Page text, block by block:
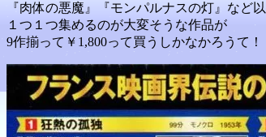
『肉体の悪魔』『モンパルナスの灯』など
１つ１つ集めるのが大変そうな作品が
9作揃って￥1,800って買うしかなかろうて！